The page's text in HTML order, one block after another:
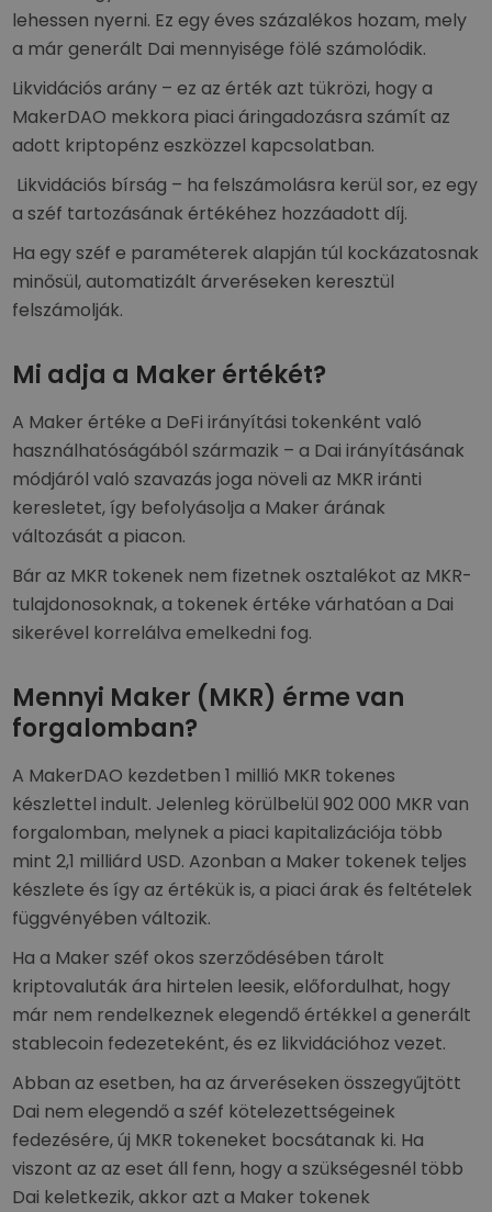
lehessen nyerni. Ez egy éves százalékos hozam, mely
a már generált Dai mennyisége fölé számolódik.
Likvidációs arány – ez az érték azt tükrözi, hogy a
MakerDAO mekkora piaci áringadozásra számít az
adott kriptopénz eszközzel kapcsolatban.
Likvidációs bírság – ha felszámolásra kerül sor, ez egy
a széf tartozásának értékéhez hozzáadott díj.
Ha egy széf e paraméterek alapján túl kockázatosnak
minősül, automatizált árveréseken keresztül
felszámolják.
Mi adja a Maker értékét?
A Maker értéke a DeFi irányítási tokenként való
használhatóságából származik – a Dai irányításának
módjáról való szavazás joga növeli az MKR iránti
keresletet, így befolyásolja a Maker árának
változását a piacon.
Bár az MKR tokenek nem fizetnek osztalékot az MKR-
tulajdonosoknak, a tokenek értéke várhatóan a Dai
sikerével korrelálva emelkedni fog.
Mennyi Maker (MKR) érme van
forgalomban?
A MakerDAO kezdetben 1 millió MKR tokenes
készlettel indult. Jelenleg körülbelül 902 000 MKR van
forgalomban, melynek a piaci kapitalizációja több
mint 2,1 milliárd USD. Azonban a Maker tokenek teljes
készlete és így az értékük is, a piaci árak és feltételek
függvényében változik.
Ha a Maker széf okos szerződésében tárolt
kriptovaluták ára hirtelen leesik, előfordulhat, hogy
már nem rendelkeznek elegendő értékkel a generált
stablecoin fedezeteként, és ez likvidációhoz vezet.
Abban az esetben, ha az árveréseken összegyűjtött
Dai nem elegendő a széf kötelezettségeinek
fedezésére, új MKR tokeneket bocsátanak ki. Ha
viszont az az eset áll fenn, hogy a szükségesnél több
Dai keletkezik, akkor azt a Maker tokenek